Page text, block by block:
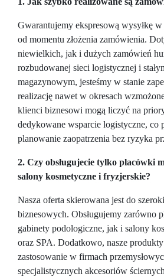
Gwarantujemy ekspresową wysyłkę
od momentu złożenia zamówienia.
niewielkich, jak i dużych zamówień
rozbudowanej sieci logistycznej i
magazynowym, jesteśmy w stanie
realizację nawet w okresach
klienci biznesowi mogą liczyć na
dedykowane wsparcie logistyczne, co
planowanie zaopatrzenia bez ryzyka
2. Czy obsługujecie tylko placówki
salony kosmetyczne i fryzjerskie?
Nasza oferta skierowana jest do
biznesowych. Obsługujemy zarówno
gabinety podologiczne, jak i salony
oraz SPA. Dodatkowo, nasze
zastosowanie w firmach
specjalistycznych akcesoriów